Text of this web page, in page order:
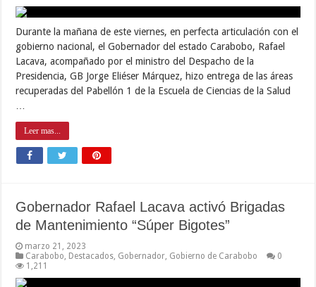
Durante la mañana de este viernes, en perfecta articulación con el
gobierno nacional, el Gobernador del estado Carabobo, Rafael
Lacava, acompañado por el ministro del Despacho de la
Presidencia, GB Jorge Eliéser Márquez, hizo entrega de las áreas
recuperadas del Pabellón 1 de la Escuela de Ciencias de la Salud
Leer mas...
Gobernador Rafael Lacava activó Brigadas
de Mantenimiento “Súper Bigotes”
marzo 21, 2023
Carabobo Destacados Gobernador Gobierno de Carabobo
0
1,211